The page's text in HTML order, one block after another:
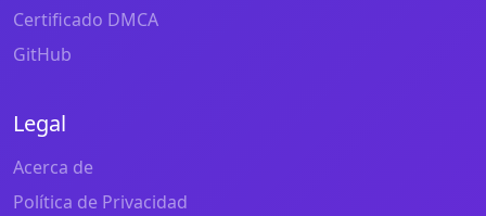
Certificado DMCA
GitHub
Legal
Acerca de
Política de Privacidad